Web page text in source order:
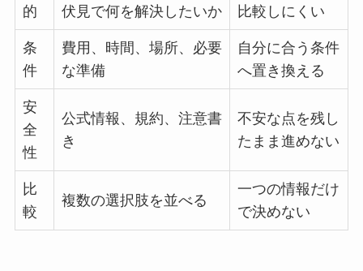
的
伏見で何を解決したいか
比較しにくい
条
件
費用、時間、場所、必要
な準備
自分に合う条件
へ置き換える
安
全
性
公式情報、規約、注意書
き
不安な点を残し
たまま進めない
比
較
複数の選択肢を並べる
一つの情報だけ
で決めない